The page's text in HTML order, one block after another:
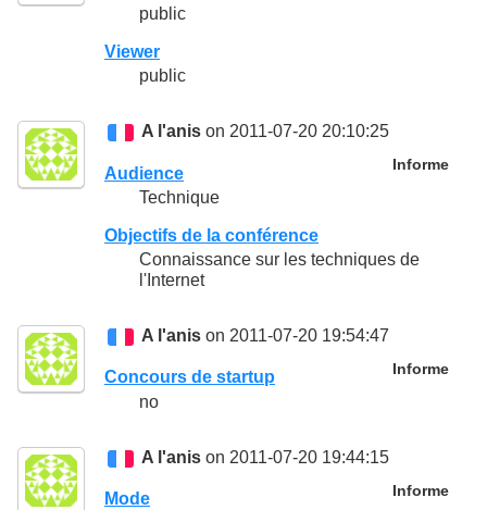
public
Viewer
public
A l'anis on 2011-07-20 20:10:25
Informe
Audience
Technique
Objectifs de la conférence
Connaissance sur les techniques de
l'Internet
A l'anis on 2011-07-20 19:54:47
Informe
Concours de startup
no
A l'anis on 2011-07-20 19:44:15
Informe
Mode